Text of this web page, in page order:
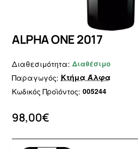
ALPHA ONE 2017
Διαθεσιμότητα: Διαθέσιμο
Παραγωγός: Κτήμα Άλφα
Κωδικός Προϊόντος: 005244
98,00€